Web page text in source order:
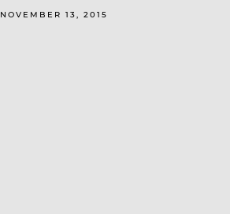
NOVEMBER 13, 2015